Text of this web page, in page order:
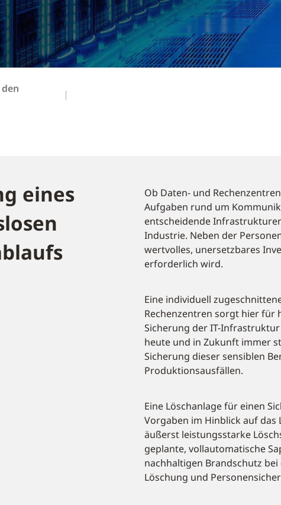
eines
Ob Daten- und
Aufgaben rund um
entscheidende
Industrie. Neben der
wertvolles, unersetzbares
erforderlich wird.
Eine individuell
Rechenzentren sorgt hier für
Sicherung der IT-
heute und in Zukunft immer
Sicherung dieser sensiblen
Produktionsausfällen.
Eine Löschanlage für einen
Vorgaben im Hinblick auf das
äußerst leistungsstarke
geplante, vollautomatische
nachhaltigen Brandschutz
Löschung und